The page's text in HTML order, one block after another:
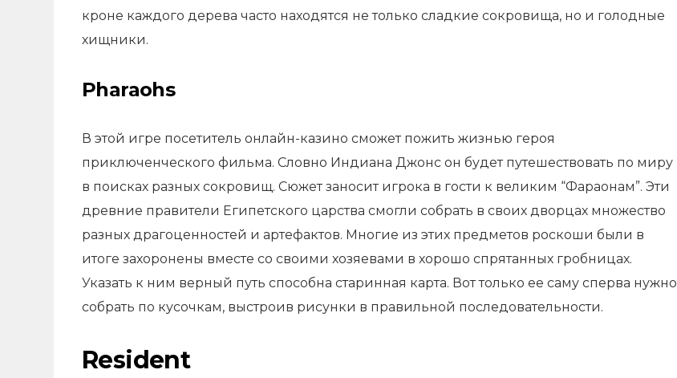
кроне каждого дерева часто находятся не только сладкие сокровища, но и голодные
хищники.
Pharaohs
В этой игре посетитель онлайн-казино сможет пожить жизнью героя
приключенческого фильма. Словно Индиана Джонс он будет путешествовать по миру
в поисках разных сокровищ. Сюжет заносит игрока в гости к великим “Фараонам”. Эти
древние правители Египетского царства смогли собрать в своих дворцах множество
разных драгоценностей и артефактов. Многие из этих предметов роскоши были в
итоге захоронены вместе со своими хозяевами в хорошо спрятанных гробницах.
Указать к ним верный путь способна старинная карта. Вот только ее саму сперва нужно
собрать по кусочкам, выстроив рисунки в правильной последовательности.
Resident